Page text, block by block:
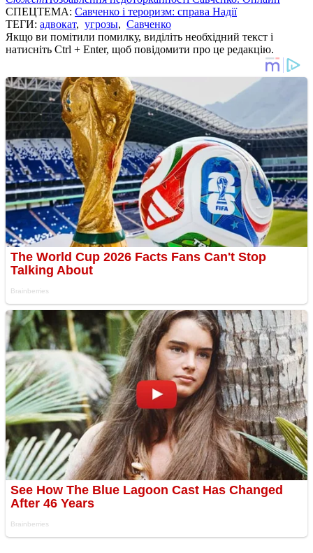
СПЕЦТЕМА: Савченко і тероризм: справа Надії
ТЕГИ: адвокат, угрозы, Савченко
Якщо ви помітили помилку, виділіть необхідний текст і
натисніть Ctrl + Enter, щоб повідомити про це редакцію.